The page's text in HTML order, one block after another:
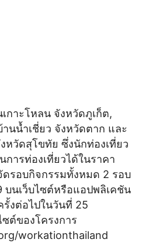
กาะโหลน จังหวัดภูเก็ต,
นน้ำเชี่ยว จังหวัดตาก และ
หวัดสุโขทัย ซึ่งนักท่องเที่ยว
ารท่องเที่ยวได้ในราคา
ดรอบกิจกรรมทั้งหมด 2 รอบ
นเว็บไซต์หรือแอปพลิเคชัน
ต่อไปในวันที่ 25
ต์ของโครงการ
workationthailand